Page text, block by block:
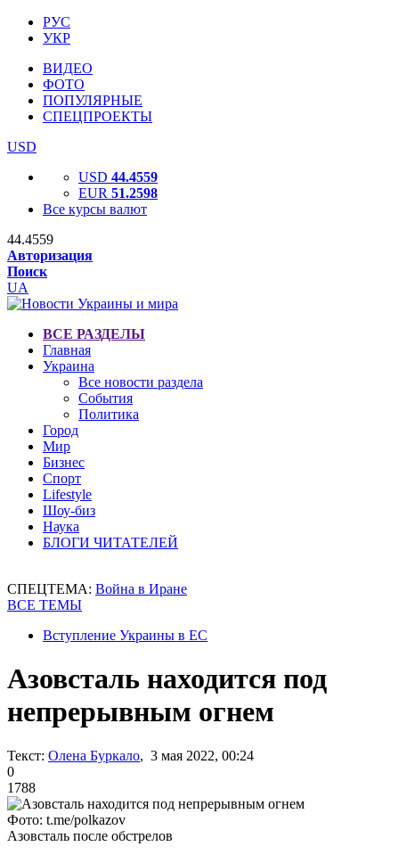
РУС
УКР
ВИДЕО
ФОТО
ПОПУЛЯРНЫЕ
СПЕЦПРОЕКТЫ
USD
USD 44.4559
EUR 51.2598
Все курсы валют
44.4559
Авторизация
Поиск
UA
ВСЕ РАЗДЕЛЫ
Главная
Украина
Все новости раздела
События
Политика
Город
Мир
Бизнес
Спорт
Lifestyle
Шоу-биз
Наука
БЛОГИ ЧИТАТЕЛЕЙ
СПЕЦТЕМА: Война в Иране
ВСЕ ТЕМЫ
Вступление Украины в ЕС
Азовсталь находится под
непрерывным огнем
Текст: Олена Буркало, 3 мая 2022, 00:24
0
1788
Фото: t.me/polkazov
Азовсталь после обстрелов